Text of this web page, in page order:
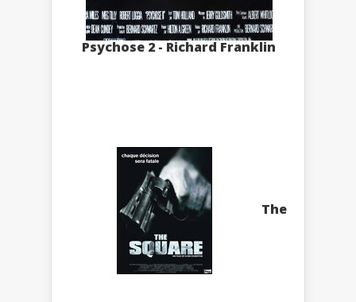
Psychose 2 - Richard Franklin
The